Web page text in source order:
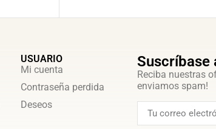
USUARIO
Mi cuenta
Contraseña perdida
Deseos
Suscríbase
Reciba nuestras
enviamos spam!